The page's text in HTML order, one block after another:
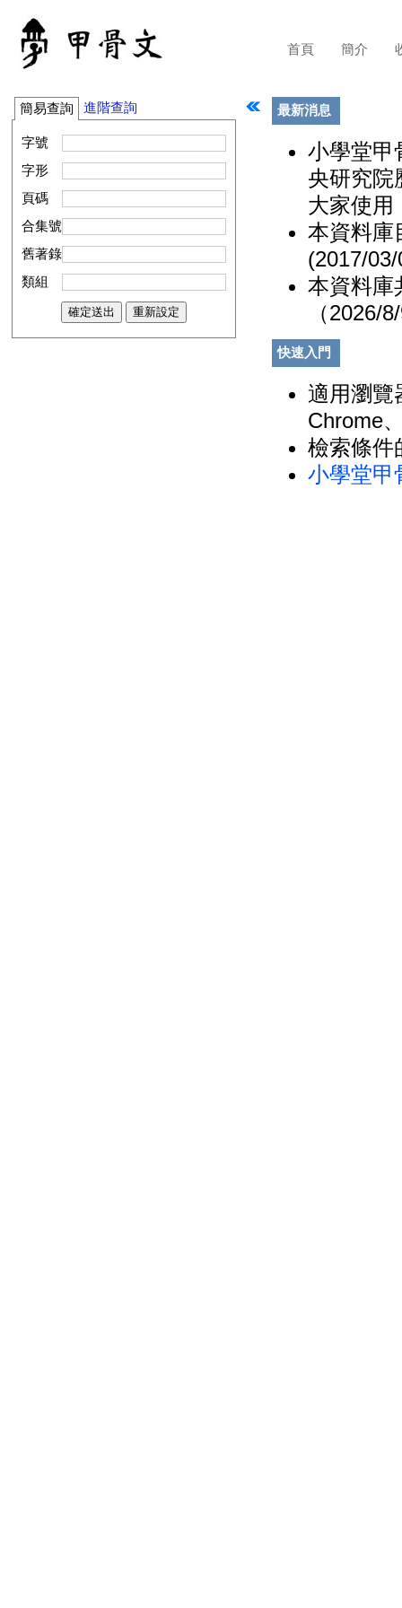
首頁 簡介
簡易查詢 進階查詢
字號
字形
頁碼
合集號
舊著錄
類組
最新消息
小學堂甲
央研究院
大家使用
本資料庫
(2017/
本資料庫
（2026/
快速入門
適用瀏覽
Chrome
檢索條件
小學堂甲